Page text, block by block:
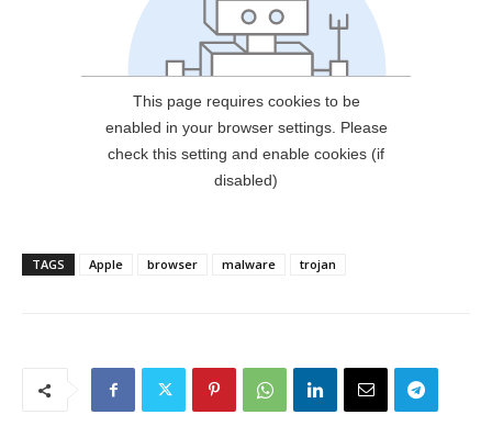
TAGS Apple browser malware trojan